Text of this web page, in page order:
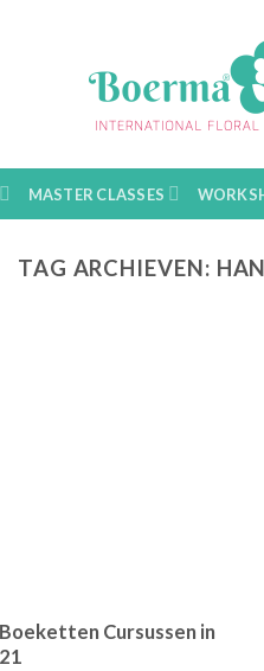
MASTER CLASSES
TAG ARCHIEVEN:
Cursussen in